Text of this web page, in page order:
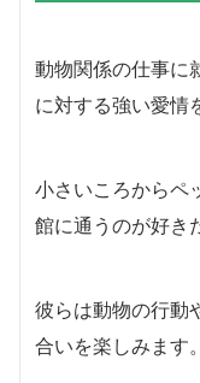
動物関係の仕事に
に対する強い愛情
小さいころからペ
館に通うのが好き
彼らは動物の行動
合いを楽しみます。